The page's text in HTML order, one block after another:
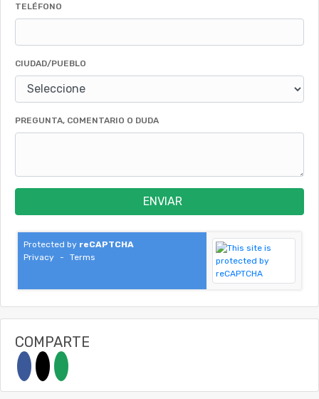
TELÉFONO
CIUDAD/PUEBLO
PREGUNTA, COMENTARIO O DUDA
ENVIAR
Protected by reCAPTCHA
Privacy
- Terms
COMPARTE